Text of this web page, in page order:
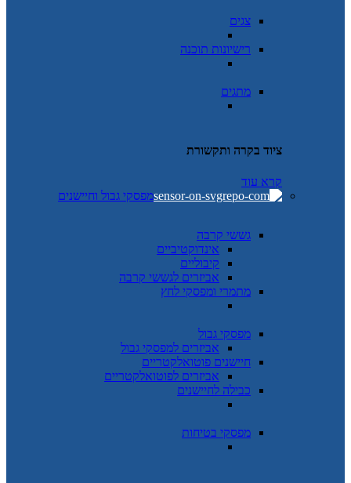
צגים
רישיונות תוכנה
מתגים
ציוד בקרה ותקשורת
קרא עוד
מפסקי גבול וחיישנים
גששי קרבה
אינדוקטיביים
קיבוליים
אביזרים לגששי קרבה
מתמרי ומפסקי לחץ
מפסקי גבול
אביזרים למפסקי גבול
חיישנים פוטואלקטריים
אביזרים לפוטואלקטריים
כבילה לחיישנים
מפסקי בטיחות